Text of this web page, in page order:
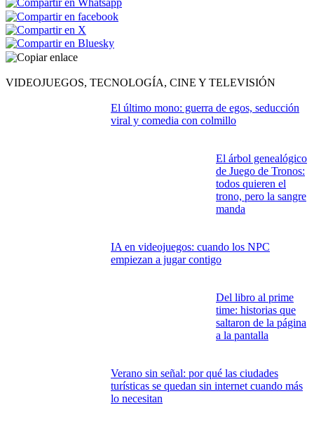
VIDEOJUEGOS, TECNOLOGÍA, CINE Y TELEVISIÓN
El último mono: guerra de egos, seducción
viral y comedia con colmillo
El árbol genealógico
de Juego de Tronos:
todos quieren el
trono, pero la sangre
manda
IA en videojuegos: cuando los NPC
empiezan a jugar contigo
Del libro al prime
time: historias que
saltaron de la página
a la pantalla
Verano sin señal: por qué las ciudades
turísticas se quedan sin internet cuando más
lo necesitan